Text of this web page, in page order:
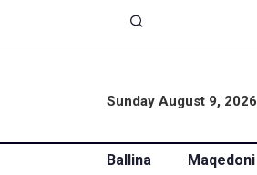
Sunday August 9, 2026
Ballina Maqedoni